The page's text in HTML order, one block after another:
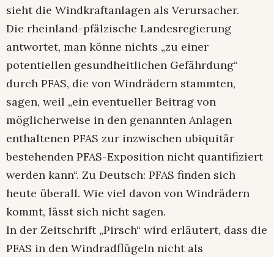
sieht die Windkraftanlagen als Verursacher.
Die rheinland-pfälzische Landesregierung
antwortet, man könne nichts „zu einer
potentiellen gesundheitlichen Gefährdung“
durch PFAS, die von Windrädern stammten,
sagen, weil „ein eventueller Beitrag von
möglicherweise in den genannten Anlagen
enthaltenen PFAS zur inzwischen ubiquitär
bestehenden PFAS-Exposition nicht quantifiziert
werden kann“. Zu Deutsch: PFAS finden sich
heute überall. Wie viel davon von Windrädern
kommt, lässt sich nicht sagen.
In der Zeitschrift „Pirsch“ wird erläutert, dass die
PFAS in den Windradflügeln nicht als